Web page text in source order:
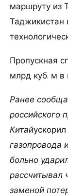
маршруту из
Таджикистан
Пропускная
млрд куб. м в
Ранее
российского
Китай
газопровода
больно
рассчитывал
заменой